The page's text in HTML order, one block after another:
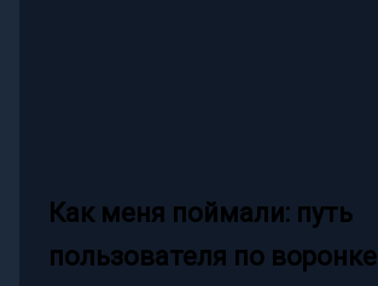
Как меня поймали: путь
пользователя по воронке